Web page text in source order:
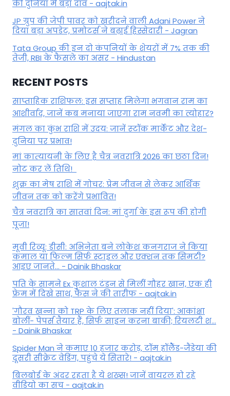
की दुनिया में बड़ा दांव - aajtak.in
JP ग्रुप की जेपी पावर को खरीदने वाली Adani Power ने
दिया बड़ा अपडेट, प्रमोटर्स ने बढ़ाई हिस्सेदारी - Jagran
Tata Group की इन दो कंपनियों के शेयरों में 7% तक की
तेजी, RBI के फैसले का असर - Hindustan
RECENT POSTS
साप्ताहिक राशिफल: इस सप्ताह मिलेगा भगवान राम का
आशीर्वाद, जानें कब मनाया जाएगा राम नवमी का त्योहार?
मंगल का कुंभ राशि में उदय: जानें स्‍टॉक मार्केट और देश-
दुनिया पर प्रभाव!
मां कात्‍यायनी के लिए है चैत्र नवरात्रि 2026 का छठा दिन!
नोट कर लें तिथि!
शुक्र का मेष राशि में गोचर: प्रेम जीवन से लेकर आर्थिक
जीवन तक को करेंगे प्रभावित!
चैत्र नवरात्रि का सातवां दिन: मां दुर्गा के इस रूप की होगी
पूजा!
मूवी रिव्यू: डीसी: अभिनेता बने लोकेश कनगराज ने किया
कमाल या फिल्म सिर्फ स्टाइल और एक्शन तक सिमटी?
आइए जानते... - Dainik Bhaskar
पति के सामने Ex कुशाल टंडन से मिलीं गौहर खान, एक ही
फ्रेम में दिखे साथ, फैंस ने की तारीफ - aajtak.in
'गौरव खन्ना को TRP के लिए तलाक नहीं दिया': आकांक्षा
बोलीं- पेपर्स तैयार हैं, सिर्फ साइन करना बाकी; रियलटी श...
- Dainik Bhaskar
Spider Man ने कमाए 10 हजार करोड़, टॉम हॉलैेंड-जैंडेया की
दूसरी सीक्रेट वेडिंग, पहुंचे ये सितारे! - aajtak.in
बिलबोर्ड के अंदर रहता है ये शख्स! जानें वायरल हो रहे
वीडियो का सच - aajtak.in